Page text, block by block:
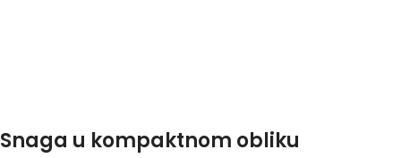
Snaga u kompaktnom obliku